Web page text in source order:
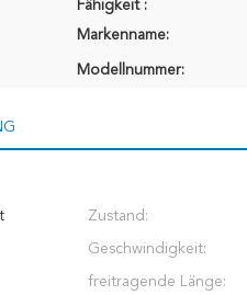
Fähigkeit :
Markenname:
Modellnummer:
Zustand:
Geschwindigkeit:
freitragende Länge: